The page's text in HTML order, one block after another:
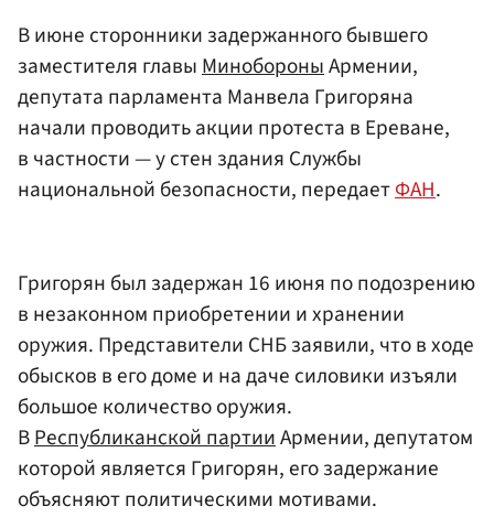
В июне сторонники задержанного бывшего
заместителя главыМинобороныАрмении,
депутата парламента Манвела Григоряна
начали проводить акции протеста в Ереване,
в частности — у стен здания Службы
национальной безопасности, передаетФАН.
Григорян был задержан 16 июня по подозрению
в незаконном приобретении и хранении
оружия. Представители СНБ заявили, что в ходе
обысков в его доме и на даче силовики изъяли
большое количество оружия.
ВРеспубликанской партииАрмении, депутатом
которой является Григорян, его задержание
объясняют политическими мотивами.